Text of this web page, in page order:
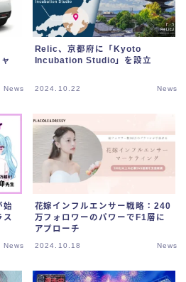
News
Relic、京都府に「Kyoto
Incubation Studio」を設立
2024.10.22 News
始
ス
News
花嫁インフルエンサー戦略：240
万フォロワーのパワーでF1層に
アプローチ
2024.10.18 News